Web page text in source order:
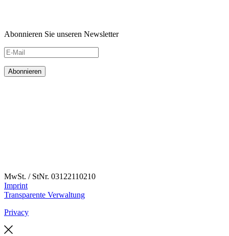
Abonnieren Sie unseren Newsletter
MwSt. / StNr. 03122110210
Imprint
Transparente Verwaltung
Privacy